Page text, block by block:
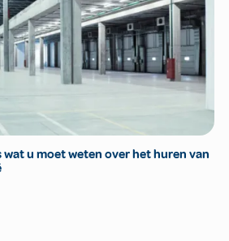
wat u moet weten over het huren van